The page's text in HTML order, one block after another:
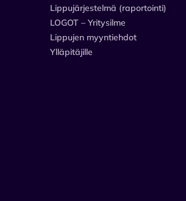
Lippujärjestelmä (raportointi)
LOGOT – Yritysilme
Lippujen myyntiehdot
Ylläpitäjille